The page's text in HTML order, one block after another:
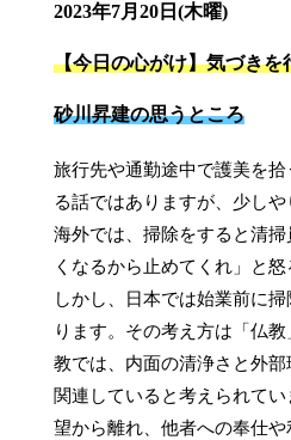
2023年7月20日(木曜)
【今日の心がけ】気づきを
砂川昇建の思うところ
旅行先や通勤途中で護美を
る話ではありますが、少しや
海外では、掃除をすると清
くなるから止めてくれ」と怒
しかし、日本では始業前に
ります。その考え方は「仏
教では、内面の清浄さと外
関連していると考えられて
望から離れ、他者への奉仕